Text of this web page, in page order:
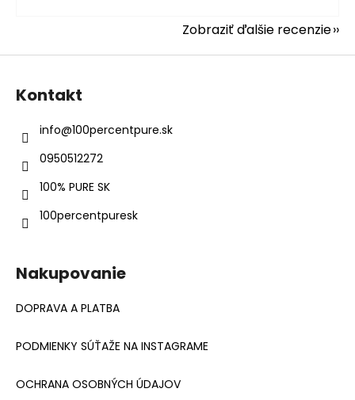
Zobraziť ďalšie recenzie
Z
Kontakt
info@100percentpure.sk
0950512272
100% PURE SK
100percentpuresk
Nakupovanie
DOPRAVA A PLATBA
PODMIENKY SÚŤAŽE NA INSTAGRAME
OCHRANA OSOBNÝCH ÚDAJOV